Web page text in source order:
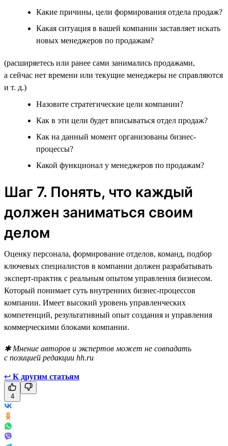
Какие причины, цели формирования отдела продаж?
Какая ситуация в вашей компании заставляет искать
новых менеджеров по продажам?
(расширяетесь или ранее сами занимались продажами,
а сейчас нет времени или текущие менеджеры не справляются
и т. д.)
Назовите стратегические цели компании?
Как в эти цели будет вписываться отдел продаж?
Как на данный момент организованы бизнес-
процессы?
Какой функционал у менеджеров по продажам?
Шаг 7. Понять, что каждый
должен заниматься своим
делом
Оценку персонала, формирование отделов, команд, подбор
ключевых специалистов в компании должен разрабатывать
эксперт-практик с реальным опытом управления бизнесом.
Который понимает суть внутренних бизнес-процессов
компании. Имеет высокий уровень управленческих
компетенций, результативный опыт создания и управления
коммерческими блоками компании.
✱ Мнение авторов и экспертов может не совпадать
с позицией редакции hh.ru
↩ К другим статьям
4